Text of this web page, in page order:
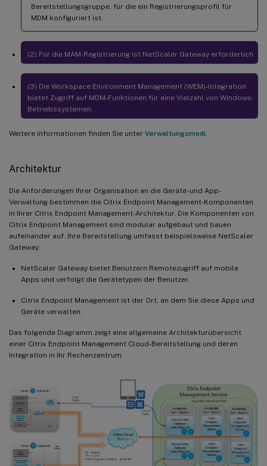
Bereitstellungsgruppe, für die ein Registrierungsprofil für
MDM konfiguriert ist.
(2) Für die MAM-Registrierung ist NetScaler Gateway erforderlich.
(3) Die Workspace Environment Management (WEM)-Integration
bietet Zugriff auf MDM-Funktionen für eine Vielzahl von Windows-
Betriebssystemen.
Weitere Informationen finden Sie unter Verwaltungsmodi
Architektur
Die Anforderungen Ihrer Organisation an die Geräte- und App-
Verwaltung bestimmen die Citrix Endpoint Management-Komponenten
in Ihrer Citrix Endpoint Management-Architektur. Die Komponenten von
Citrix Endpoint Management sind modular aufgebaut und bauen
aufeinander auf. Ihre Bereitstellung umfasst beispielsweise NetScaler
Gateway:
NetScaler Gateway bietet Benutzern Remotezugriff auf mobile
Apps und verfolgt die Gerätetypen der Benutzer.
Citrix Endpoint Management ist der Ort, an dem Sie diese Apps und
Geräte verwalten.
Das folgende Diagramm zeigt eine allgemeine Architekturübersicht
einer Citrix Endpoint Management Cloud-Bereitstellung und deren
Integration in Ihr Rechenzentrum.